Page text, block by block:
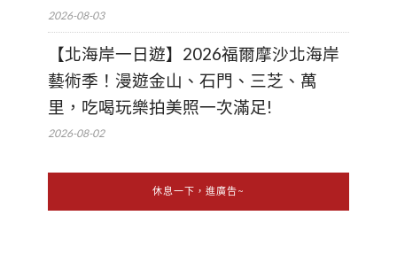
2026-08-03
【北海岸一日遊】2026福爾摩沙北海岸
藝術季！漫遊金山、石門、三芝、萬
里，吃喝玩樂拍美照一次滿足!
2026-08-02
休息一下，進廣告~